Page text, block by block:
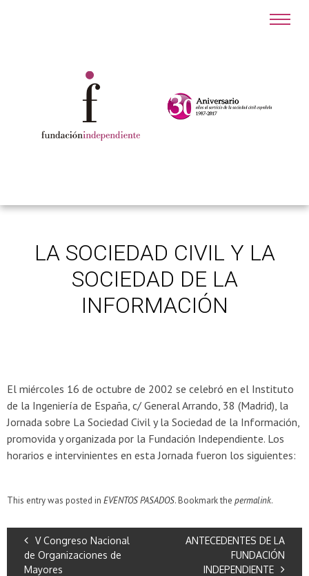
LA SOCIEDAD CIVIL Y LA
SOCIEDAD DE LA
INFORMACIÓN
El miércoles 16 de octubre de 2002 se celebró en el Instituto
de la Ingeniería de España, c/ General Arrando, 38 (Madrid), la
Jornada sobre La Sociedad Civil y la Sociedad de la Información,
promovida y organizada por la Fundación Independiente. Los
horarios e intervinientes en esta Jornada fueron los siguientes:
This entry was posted in EVENTOS PASADOS. Bookmark the permalink.
V Congreso Nacional
de Organizaciones de
Mayores
ANTECEDENTES DE LA
FUNDACIÓN
INDEPENDIENTE